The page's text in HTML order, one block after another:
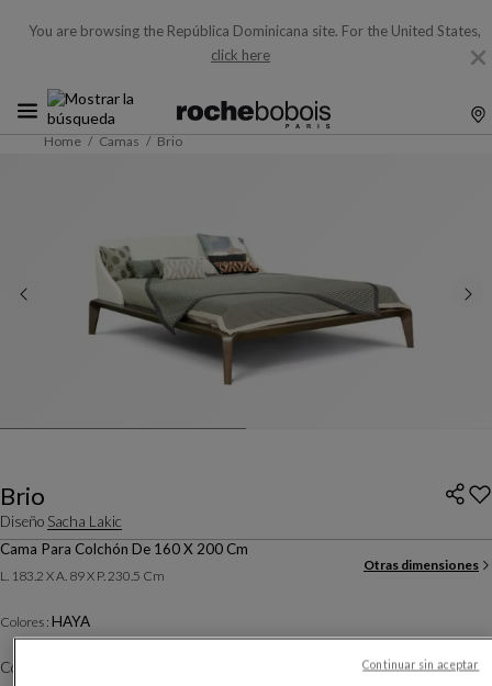
You are browsing the República Dominicana site. For the United States,
click here
Home Camas Brio
Brio
Diseño Sacha Lakic
Cama Para Colchón De 160 X 200 Cm
L. 183.2 X A. 89 X P. 230.5 Cm
Otras dimensiones
Colores : HAYA
Color : Otros colores
Continuar sin aceptar